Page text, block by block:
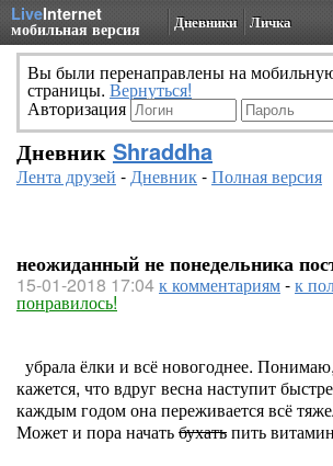
LiveInternet
мобильная версия Дневники Личка
Вы были перенаправлены на
страницы. Вернуться!
Авторизация
Дневник Shraddha
Лента друзей -Дневник-Полная версия
неожиданный не понедельника
15-01-2018 17:04к комментариям-к
понравилось!
убрала ёлки и всё новогоднее.
кажется, что вдруг весна наступит
каждым годом она переживается всё
Может и пора начатьбухатьпить